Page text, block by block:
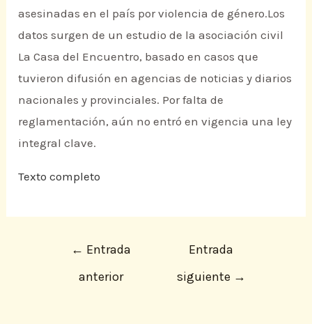
asesinadas en el país por violencia de género.Los
datos surgen de un estudio de la asociación civil
La Casa del Encuentro, basado en casos que
tuvieron difusión en agencias de noticias y diarios
nacionales y provinciales. Por falta de
reglamentación, aún no entró en vigencia una ley
integral clave.
Texto completo
← Entrada
anterior
Entrada
siguiente →